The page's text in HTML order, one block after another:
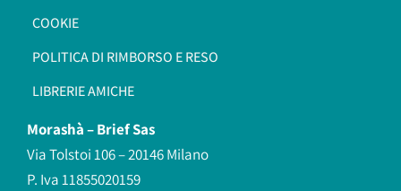
COOKIE
POLITICA DI RIMBORSO E RESO
LIBRERIE AMICHE
Morashà –Brief Sas
Via Tolstoi 106 – 20146 Milano
P. Iva 11855020159